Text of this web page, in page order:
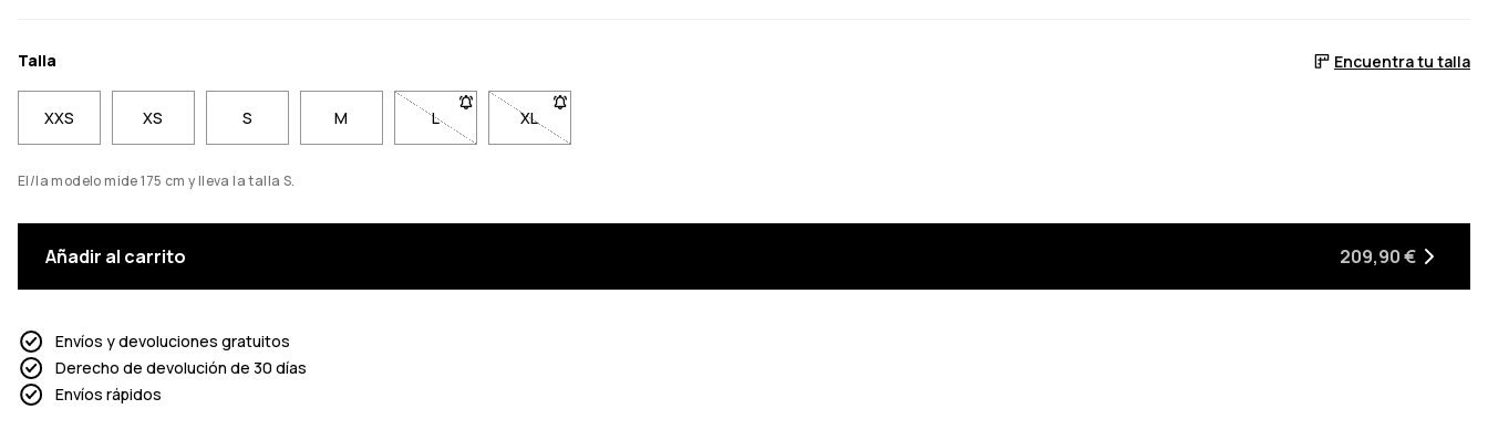
Talla Encuentra tu talla
XXS XS S M L- Talla L no disponible. Haz clic para ser notificado cuando vuelva a estar en stock
XL- Talla XL no disponible. Haz clic para ser notificado cuando vuelva a estar en stock
El/la modelo mide 175 cm y lleva la talla S.
Añadir al carrito 209,90 €
Envíos y devoluciones gratuitos
Derecho de devolución de 30 días
Envíos rápidos